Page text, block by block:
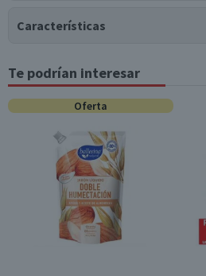
Características
Tipo de Producto
Tinturas de Cabello
Característica Sustentable
Contenido
Garantía Mínima Legal
Válida hasta su fecha de caducidad
Te podrían interesar
Oferta